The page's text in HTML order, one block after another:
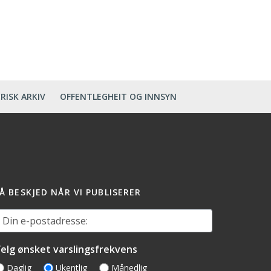
ARKIV OFFENTLEGHEIT OG INNSYN
BESKJED NÅR VI PUBLISERER
Din e-postadresse:
ønsket varslingsfrekvens
Daglig Ukentlig Månedlig